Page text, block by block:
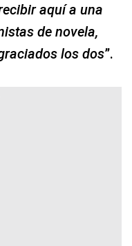
aquí a una
de novela,
los dos”.